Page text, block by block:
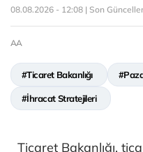
08.08.2026 - 12:08 | Son
AA
#Ticaret Bakanlığı
#İhracat Stratejileri
Ticaret Bakanlığı,